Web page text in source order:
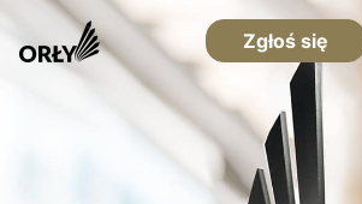
Zgłoś się